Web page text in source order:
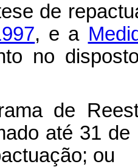
de
, e a
no
de
até 31
ou